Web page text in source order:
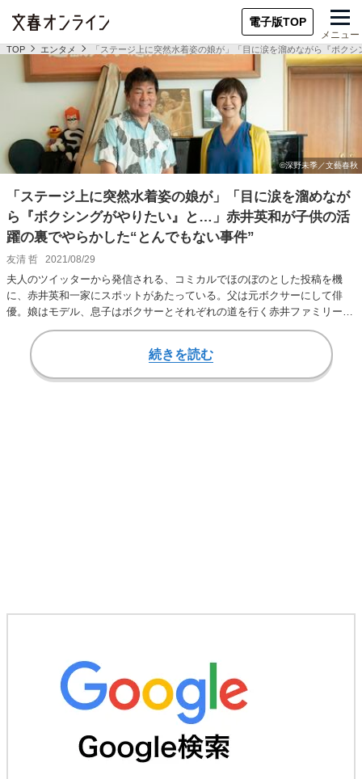
電子版TOP
メニュー
TOP エンタメ 「ステージ上に突然水着姿の娘が」「目に涙を溜めながら『ボク
「ステージ上に突然水着姿の娘が」「目に涙を溜めなが
ら『ボクシングがやりたい』と…」赤井英和が子供の活
躍の裏でやらかした“とんでもない事件”
友清 哲 2021/08/29
夫人のツイッターから発信される、コミカルでほのぼのとした投稿を機
に、赤井英和一家にスポットがあたっている。父は元ボクサーにして俳
優。娘はモデル、息子はボクサーとそれぞれの道を行く赤井ファミリー。
夫妻同伴でのインタビ…
続きを読む